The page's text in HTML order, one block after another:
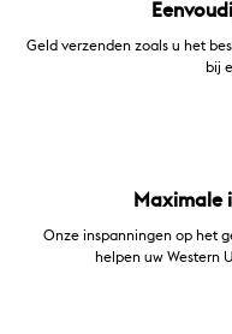
Geld verzenden zoals u het
bij
Maximale
Onze inspanningen op het
helpen uw Western